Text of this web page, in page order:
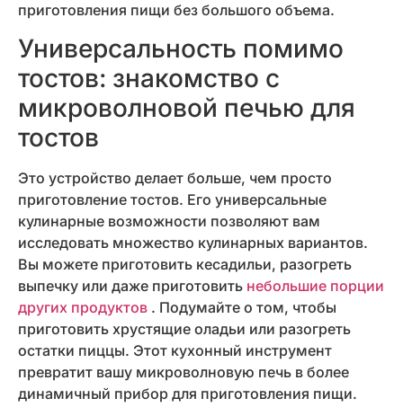
приготовления пищи без большого объема.
Универсальность помимо
тостов: знакомство с
микроволновой печью для
тостов
Это устройство делает больше, чем просто
приготовление тостов. Его универсальные
кулинарные возможности позволяют вам
исследовать множество кулинарных вариантов.
Вы можете приготовить кесадильи, разогреть
выпечку или даже приготовить небольшие порции
других продуктов . Подумайте о том, чтобы
приготовить хрустящие оладьи или разогреть
остатки пиццы. Этот кухонный инструмент
превратит вашу микроволновую печь в более
динамичный прибор для приготовления пищи.